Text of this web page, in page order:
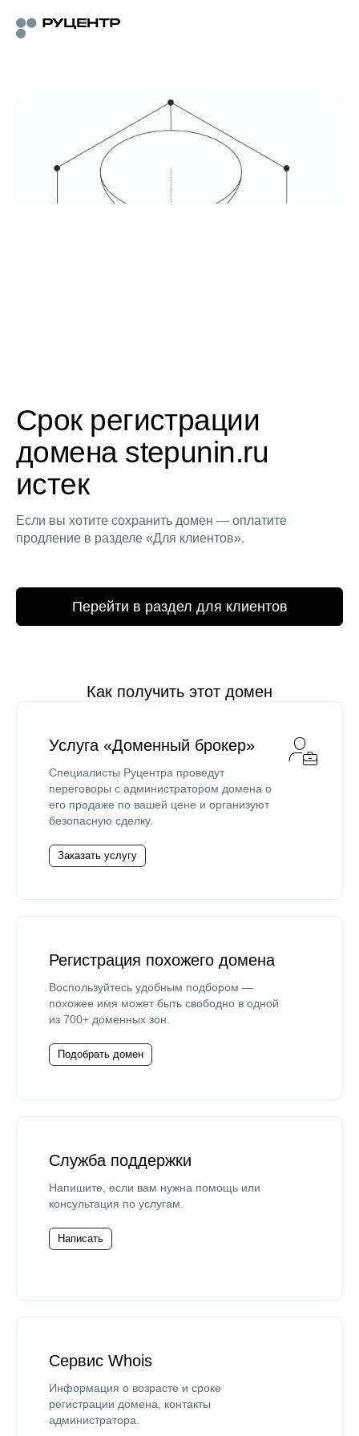
Срок регистрации
домена stepunin.ru
истек
Если вы хотите сохранить домен — оплатите
продление в разделе «Для клиентов».
Перейти в раздел для клиентов
Как получить этот домен
Услуга «Доменный брокер»
Специалисты Руцентра проведут
переговоры с администратором домена о
его продаже по вашей цене и организуют
безопасную сделку.
Заказать услугу
Регистрация похожего домена
Воспользуйтесь удобным подбором —
похожее имя может быть свободно в одной
из 700+ доменных зон.
Подобрать домен
Служба поддержки
Напишите, если вам нужна помощь или
консультация по услугам.
Написать
Сервис Whois
Информация о возрасте и сроке
регистрации домена, контакты
администратора.